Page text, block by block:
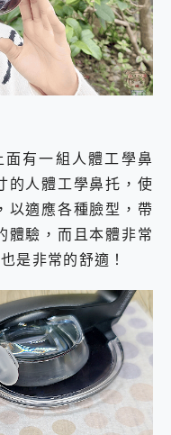
有一組人體工學鼻
的人體工學鼻托，使
以適應各種臉型，帶
體驗，而且本體非常
是非常的舒適！